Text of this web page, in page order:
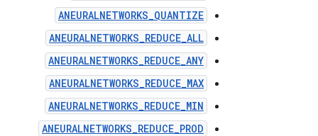
ANEURALNETWORKS_QUANTIZE
ANEURALNETWORKS_REDUCE_ALL
ANEURALNETWORKS_REDUCE_ANY
ANEURALNETWORKS_REDUCE_MAX
ANEURALNETWORKS_REDUCE_MIN
ANEURALNETWORKS_REDUCE_PROD